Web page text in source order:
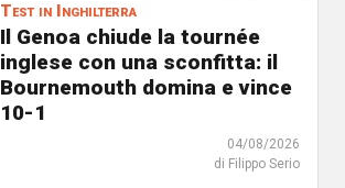
Test in Inghilterra
Il Genoa chiude la tournée
inglese con una sconfitta: il
Bournemouth domina e vince
10-1
04/08/2026
di Filippo Serio